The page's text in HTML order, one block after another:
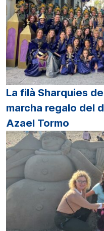
La filà Sharquies
marcha regalo del
Azael Tormo